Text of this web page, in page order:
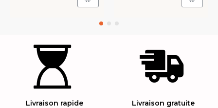
Livraison rapide Livraison gratuite